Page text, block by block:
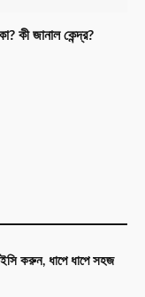
কী জানাল কেন্দ্র?
করুন, ধাপে ধাপে সহজ